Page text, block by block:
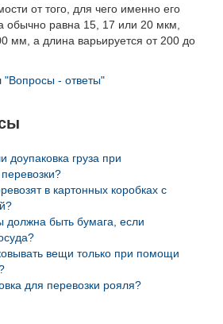
от того, для чего именно его
обычно равна 15, 17 или 20 мкм,
мм, а длина варьируется от 200 до
"Вопросы - ответы"
доупаковка груза при
в картонных коробках с
должна быть бумага, если
вещи только при помощи
для перевозки рояля?